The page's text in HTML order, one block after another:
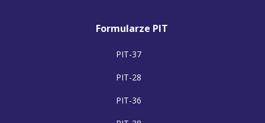
Formularze PIT
PIT-37
PIT-28
PIT-36